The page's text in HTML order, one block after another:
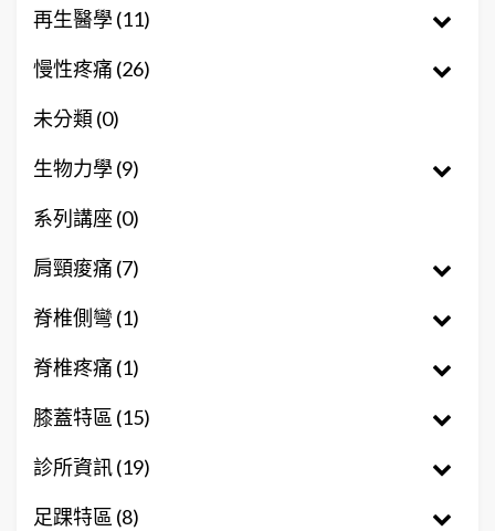
再生醫學 (11)
慢性疼痛 (26)
未分類 (0)
生物力學 (9)
系列講座 (0)
肩頸痠痛 (7)
脊椎側彎 (1)
脊椎疼痛 (1)
膝蓋特區 (15)
診所資訊 (19)
足踝特區 (8)